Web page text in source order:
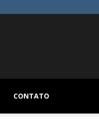
CONTATO